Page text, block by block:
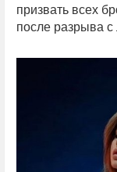
призвать всех
после разрыва